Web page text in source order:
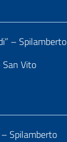
– Spilamberto
San Vito
Spilamberto